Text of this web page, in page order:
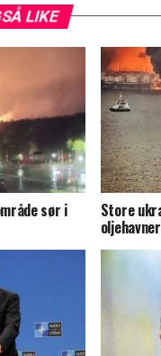
LIKE
sør i Store
oljehavner